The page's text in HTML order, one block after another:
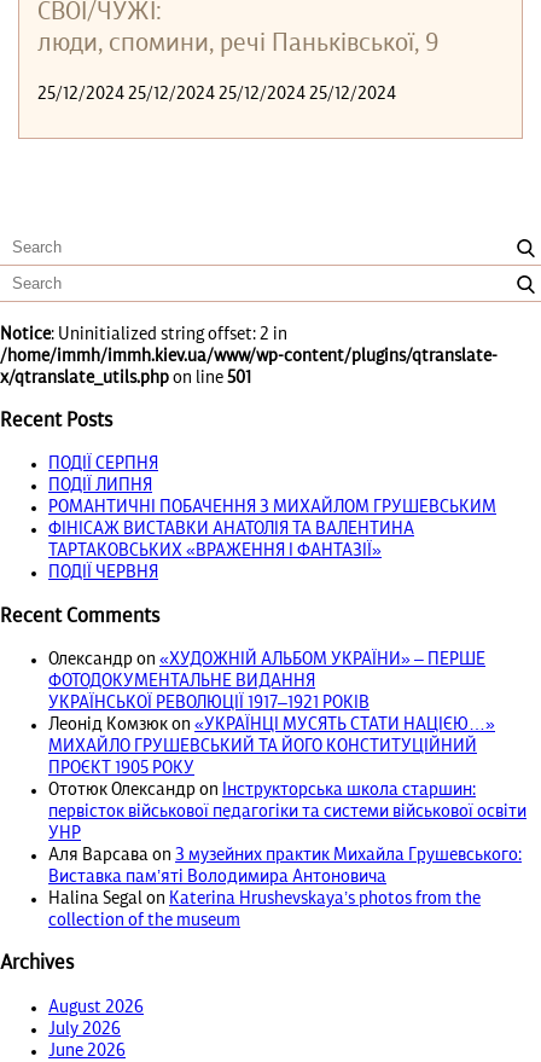
СВОЇ/ЧУЖІ:
люди, спомини, речі Паньківської, 9
25/12/2024 25/12/2024 25/12/2024 25/12/2024
Notice: Uninitialized string offset: 2 in
/home/immh/immh.kiev.ua/www/wp-content/plugins/qtranslate-
x/qtranslate_utils.php on line 501
Recent Posts
ПОДІЇ СЕРПНЯ
ПОДІЇ ЛИПНЯ
РОМАНТИЧНІ ПОБАЧЕННЯ З МИХАЙЛОМ ГРУШЕВСЬКИМ
ФІНІСАЖ ВИСТАВКИ АНАТОЛІЯ ТА ВАЛЕНТИНА
ТАРТАКОВСЬКИХ «ВРАЖЕННЯ І ФАНТАЗІЇ»
ПОДІЇ ЧЕРВНЯ
Recent Comments
Олександр on «ХУДОЖНІЙ АЛЬБОМ УКРАЇНИ» – ПЕРШЕ
ФОТОДОКУМЕНТАЛЬНЕ ВИДАННЯ
УКРАЇНСЬКОЇ РЕВОЛЮЦІЇ 1917‒1921 РОКІВ
Леонід Комзюк on «УКРАЇНЦІ МУСЯТЬ СТАТИ НАЦІЄЮ…»
МИХАЙЛО ГРУШЕВСЬКИЙ ТА ЙОГО КОНСТИТУЦІЙНИЙ
ПРОЄКТ 1905 РОКУ
Ототюк Олександр on
Інструкторська школа старшин:
первісток військової педагогіки та системи військової освіти
УНР
Аля Варсава on З музейних практик Михайла Грушевського:
Виставка пам’яті Володимира Антоновича
Halina Segal on Katerina Hrushevskaya’s photos from the
collection of the museum
Archives
August 2026
July 2026
June 2026